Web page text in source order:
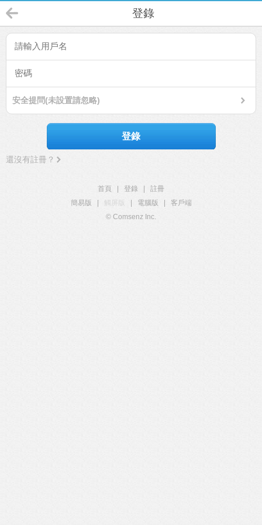
登錄
安全提問(未設置請忽略)
登錄
還沒有註冊？
首頁 登錄
註冊
簡易版
觸屏版 電腦版
客戶端
© Comsenz Inc.